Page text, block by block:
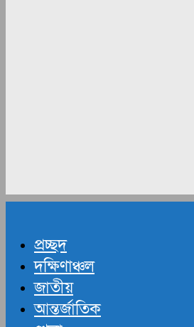
প্রচ্ছদ
দক্ষিণাঞ্চল
জাতীয়
আন্তর্জাতিক